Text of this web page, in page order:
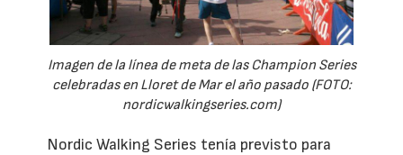
Imagen de la línea de meta de las Champion Series
celebradas en Lloret de Mar el año pasado (FOTO:
nordicwalkingseries.com)
Nordic Walking Series tenía previsto para